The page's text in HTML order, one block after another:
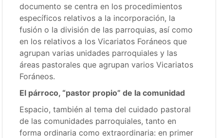
documento se centra en los procedimientos
específicos relativos a la incorporación, la
fusión o la división de las parroquias, así como
en los relativos a los Vicariatos Foráneos que
agrupan varias unidades parroquiales y las
áreas pastorales que agrupan varios Vicariatos
Foráneos.
El párroco, “pastor propio” de la comunidad
Espacio, también al tema del cuidado pastoral
de las comunidades parroquiales, tanto en
forma ordinaria como extraordinaria: en primer